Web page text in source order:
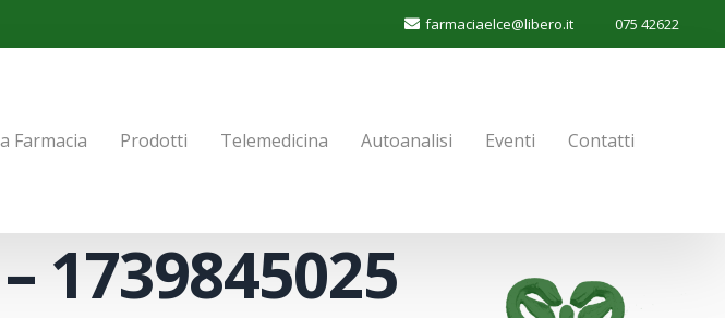
farmaciaelce@libero.it 075 42622
Farmacia Prodotti Telemedicina Autoanalisi Eventi Contatti
1739845025